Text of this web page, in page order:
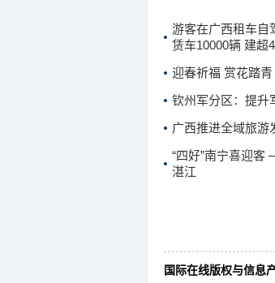
游客在广西租车自
赁车10000辆 建超
迎春祈福 赏花踏
钦州军分区：提升
广西推进全域旅游
“四好”南宁喜迎客
湛江
国际在线版权与信息